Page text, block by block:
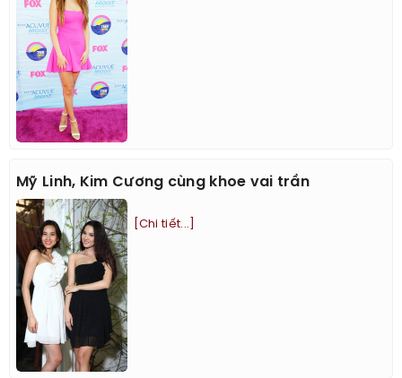
Mỹ Linh, Kim Cương cùng khoe vai trần
[Chi tiết...]